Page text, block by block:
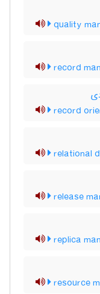
quality
record
record
relational
release
replica
resource